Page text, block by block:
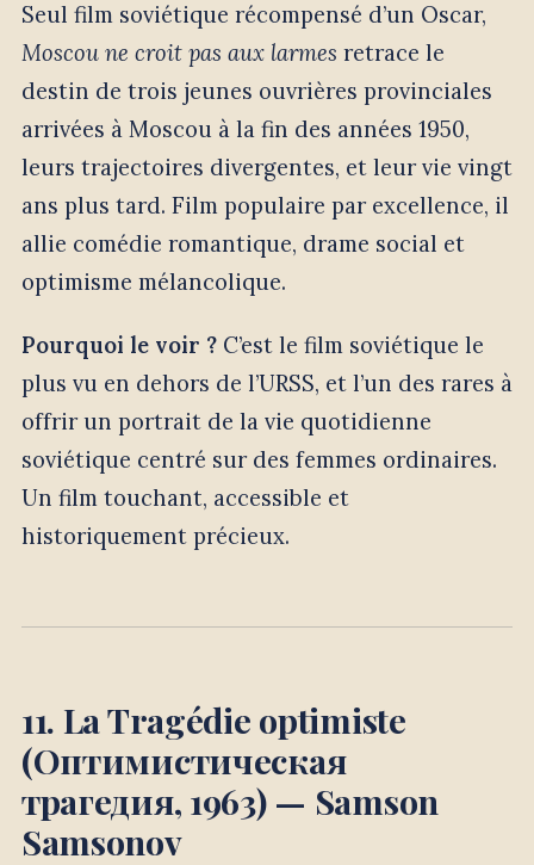
Seul film soviétique récompensé d’un Oscar,
Moscou ne croit pas aux larmes retrace le
destin de trois jeunes ouvrières provinciales
arrivées à Moscou à la fin des années 1950,
leurs trajectoires divergentes, et leur vie vingt
ans plus tard. Film populaire par excellence, il
allie comédie romantique, drame social et
optimisme mélancolique.
Pourquoi le voir ?C’est le film soviétique le
plus vu en dehors de l’URSS, et l’un des rares à
offrir un portrait de la vie quotidienne
soviétique centré sur des femmes ordinaires.
Un film touchant, accessible et
historiquement précieux.
11. La Tragédie optimiste
(Оптимистическая
трагедия, 1963) — Samson
Samsonov